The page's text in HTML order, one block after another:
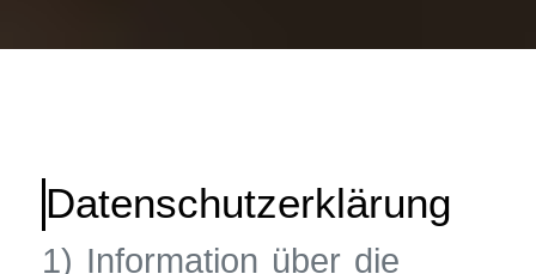
Datenschutzerklärung
1) Information über die